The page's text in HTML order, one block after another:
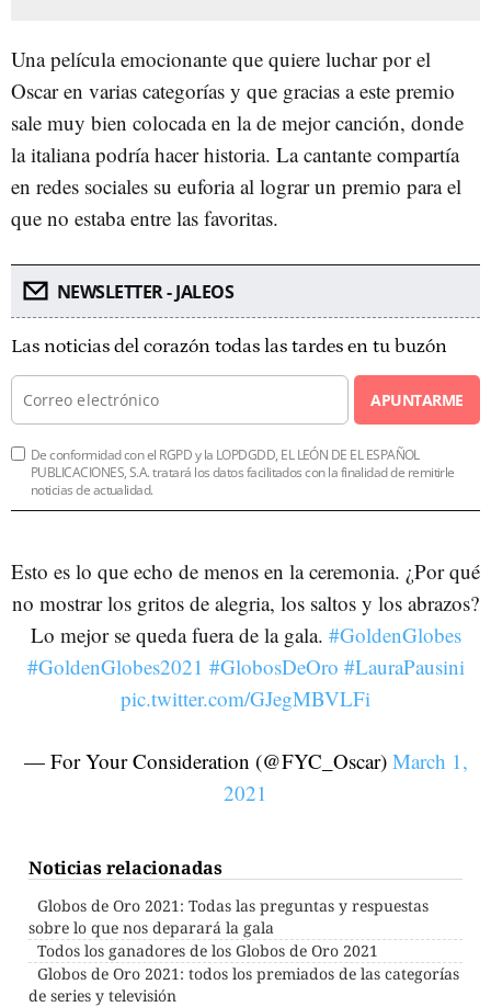
Una película emocionante que quiere luchar por el
Oscar en varias categorías y que gracias a este premio
sale muy bien colocada en la de mejor canción, donde
la italiana podría hacer historia. La cantante compartía
en redes sociales su euforia al lograr un premio para el
que no estaba entre las favoritas.
NEWSLETTER - JALEOS
Las noticias del corazón todas las tardes en tu buzón
APUNTARME
De conformidad con el RGPD y la LOPDGDD, EL LEÓN DE EL ESPAÑOL
PUBLICACIONES, S.A. tratará los datos facilitados con la finalidad de remitirle
noticias de actualidad.
Esto es lo que echo de menos en la ceremonia. ¿Por qué
no mostrar los gritos de alegria, los saltos y los abrazos?
Lo mejor se queda fuera de la gala. #GoldenGlobes
#GoldenGlobes2021 #GlobosDeOro #LauraPausini
pic.twitter.com/GJegMBVLFi
— For Your Consideration (@FYC_Oscar) March 1,
2021
Noticias relacionadas
Globos de Oro 2021: Todas las preguntas y respuestas
sobre lo que nos deparará la gala
Todos los ganadores de los Globos de Oro 2021
Globos de Oro 2021: todos los premiados de las categorías
de series y televisión